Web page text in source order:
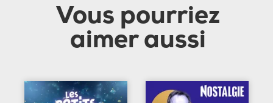
Vous pourriez
aimer aussi